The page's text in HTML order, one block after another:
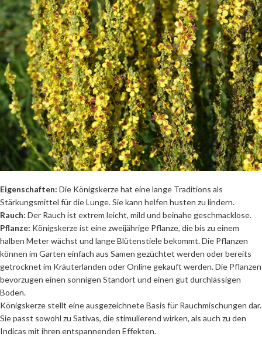
Eigenschaften: Die Königskerze hat eine lange Traditions als
Stärkungsmittel für die Lunge. Sie kann helfen husten zu lindern.
Rauch: Der Rauch ist extrem leicht, mild und beinahe geschmacklose.
Pflanze: Königskerze ist eine zweijährige Pflanze, die bis zu einem
halben Meter wächst und lange Blütenstiele bekommt. Die Pflanzen
können im Garten einfach aus Samen gezüchtet werden oder bereits
getrocknet im Kräuterlanden oder Online gekauft werden. Die Pflanzen
bevorzugen einen sonnigen Standort und einen gut durchlässigen
Boden.
Königskerze stellt eine ausgezeichnete Basis für Rauchmischungen dar.
Sie passt sowohl zu Sativas, die stimulierend wirken, als auch zu den
Indicas mit ihren entspannenden Effekten.